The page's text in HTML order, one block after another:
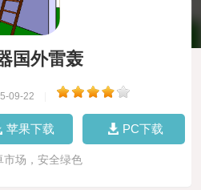
国外雷轰
09-22
苹果下载 PC下载
市场，安全绿色